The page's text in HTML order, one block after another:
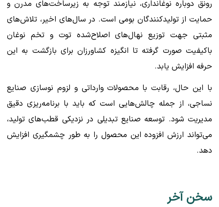
رونق دوباره نوغانداری، نیازمند توجه به زیرساخت‌های مدرن و
حمایت از تولیدکنندگان بومی است. در سال‌های اخیر، تلاش‌های
مثبتی جهت توزیع نهال‌های اصلاح‌شده توت و تخم نوغان
باکیفیت صورت گرفته تا انگیزه کشاورزان برای بازگشت به این
حرفه افزایش یابد.
با این حال، رقابت با محصولات وارداتی و لزوم نوسازی صنایع
نساجی، از جمله چالش‌هایی است که باید با برنامه‌ریزی دقیق
مدیریت شود. توسعه صنایع تبدیلی در نزدیکی قطب‌های تولید،
می‌تواند ارزش افزوده این محصول را به طور چشمگیری افزایش
دهد.
سخن آخر